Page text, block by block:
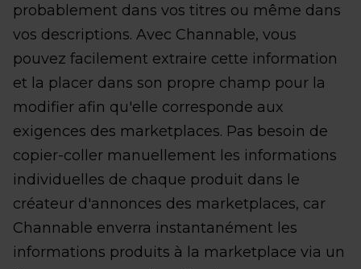
probablement dans vos titres ou même dans
vos descriptions. Avec Channable, vous
pouvez facilement extraire cette information
et la placer dans son propre champ pour la
modifier afin qu'elle corresponde aux
exigences des marketplaces. Pas besoin de
copier-coller manuellement les informations
individuelles de chaque produit dans le
créateur d'annonces des marketplaces, car
Channable enverra instantanément les
informations produits à la marketplace via un